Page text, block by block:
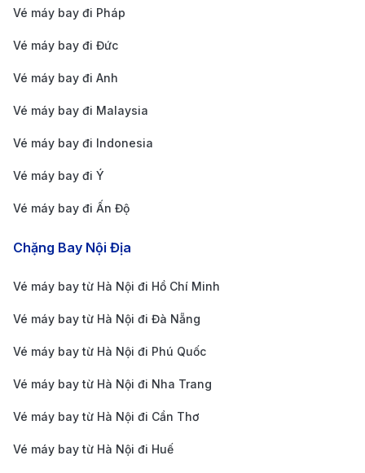
tâm thành phố Hồ Chí Minh khoảng 8 km về phía
Bắc, là sân bay lớn nhất Việt Nam và luôn trong tình
trạng nhộn nhịp. Thời gian di chuyển từ 20 – 40 phút
Taxi và xe công nghệ:
chóng và thuận tiện nhất, đặc biệt nếu bạn mang
150.000 đồng cho hành trình từ trung tâm đến sân
bay. Các ứng dụng như Grab, Be hay Gojek cũng
hoạt động 24/7, giá cả minh bạch.
Bến Thành – Khu dân cư Trung Sơn – Sân bay) là
những lựa chọn tiết kiệm. Giá vé từ 5.000 – 15.000
đồng/lượt.
Vé máy bay đi Pháp
Vé máy bay đi Đức
Vé máy bay đi Anh
Vé máy bay đi Malaysia
Vé máy bay đi Indonesia
Vé máy bay đi Ý
Vé máy bay đi Ấn Độ
Chặng Bay Nội Địa
Vé máy bay từ Hà Nội đi Hồ Chí Minh
Vé máy bay từ Hà Nội đi Đà Nẵng
Vé máy bay từ Hà Nội đi Phú Quốc
Vé máy bay từ Hà Nội đi Nha Trang
Vé máy bay từ Hà Nội đi Cần Thơ
Vé máy bay từ Hà Nội đi Huế